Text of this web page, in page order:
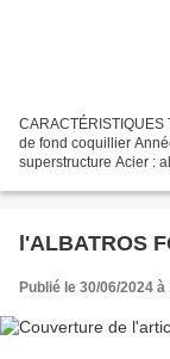
de fond coquillier
superstructure Acier :
Publié le 30/06/2024 à